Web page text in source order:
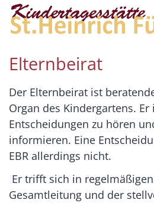
Zum Inhalt springen
Elternbeirat
Der Elternbeirat ist
Organ des Kindergartens.
Entscheidungen zu hören
informieren. Eine
EBR allerdings nicht.
Er trifft sich in
Gesamtleitung und der